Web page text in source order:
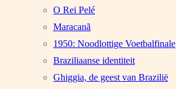
O Rei Pelé
Maracanã
1950: Noodlottige Voetbalfinale
Braziliaanse identiteit
Ghiggia, de geest van Brazilië